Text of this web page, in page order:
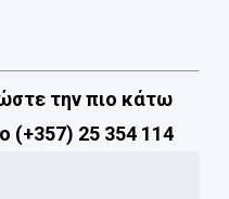
την πιο κάτω
(+357) 25 354 114